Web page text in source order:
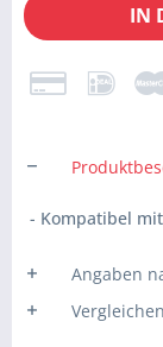
IN
- Kompatibel
Angaben
Vergleichen